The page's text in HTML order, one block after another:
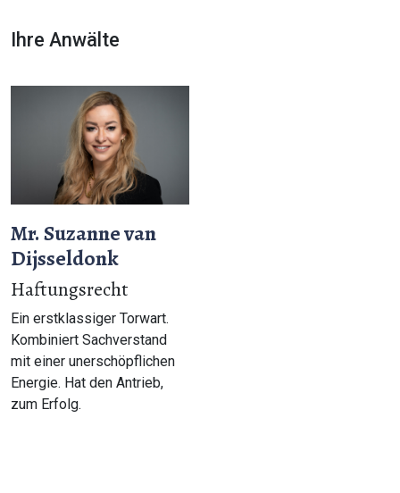
Ihre Anwälte
Mr. Suzanne van
Dijsseldonk
Haftungsrecht
Ein erstklassiger Torwart.
Kombiniert Sachverstand
mit einer unerschöpflichen
Energie. Hat den Antrieb,
zum Erfolg.